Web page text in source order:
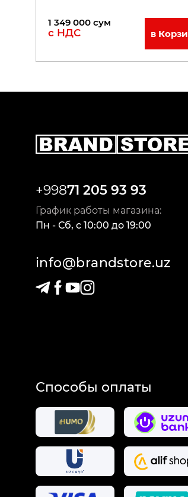
1 349 000 сум
с НДС в
+99871 205 93 93
График работы магазина:
Пн - Сб, c 10:00 до 19:00
info@brandstore.uz
Способы оплаты